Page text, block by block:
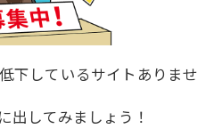
下しているサイトありませ
出してみましょう！